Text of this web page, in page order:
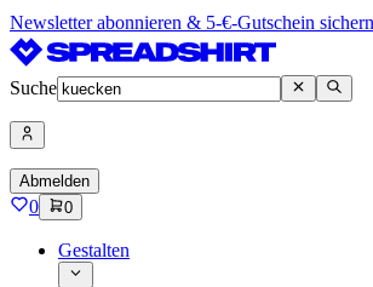
Newsletter abonnieren & 5-€-Gutschein sichern
Suche
Abmelden
0 0
Gestalten